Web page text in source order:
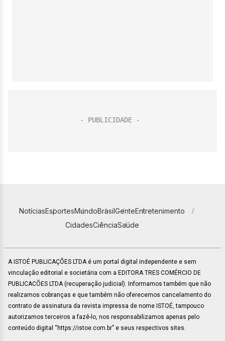
NotíciasEsportesMundoBrasilGenteEntretenimento
CidadesCiênciaSaúde
A ISTOÉ PUBLICAÇÕES LTDA é um portal digital independente e sem
vinculação editorial e societária com a EDITORA TRES COMÉRCIO DE
PUBLICACÕES LTDA (recuperação judicial). Informamos também que não
realizamos cobranças e que também não oferecemos cancelamento do
contrato de assinatura da revista impressa de nome ISTOÉ, tampouco
autorizamos terceiros a fazê-lo, nos responsabilizamos apenas pelo
conteúdo digital “https://istoe.com.br” e seus respectivos sites.